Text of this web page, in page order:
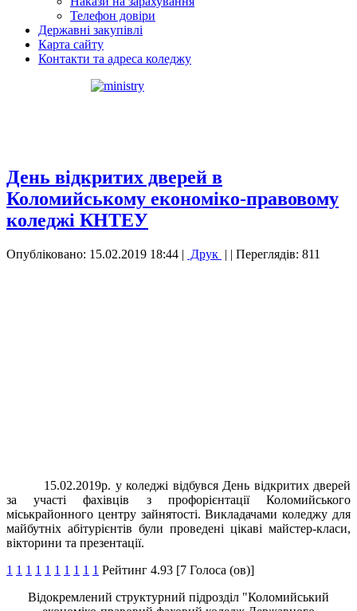
Телефон довіри
Державні закупівлі
Карта сайту
Контакти та адреса коледжу
День відкритих дверей в
Коломийському економіко-правовому
коледжі КНТЕУ
Опубліковано: 15.02.2019 18:44 | Друк | | Переглядів: 811
15.02.2019р. у коледжі відбувся День відкритих дверей
за участі фахівців з профорієнтації Коломийського
міськрайонного центру зайнятості. Викладачами коледжу для
майбутніх абітурієнтів були проведені цікаві майстер-класи,
вікторини та презентації.
1 1 1 1 1 1 1 1 1 1 Рейтинг 4.93 [7 Голоса (ов)]
Відокремлений структурний підрозділ "Коломийський